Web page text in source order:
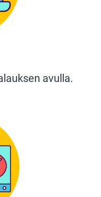
avulla.